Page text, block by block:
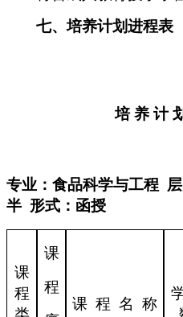
七、培养计划进程表
培 养 计
专业：食品科学与工程
半 形式：函授
课
程
课
程
课 程 名 称